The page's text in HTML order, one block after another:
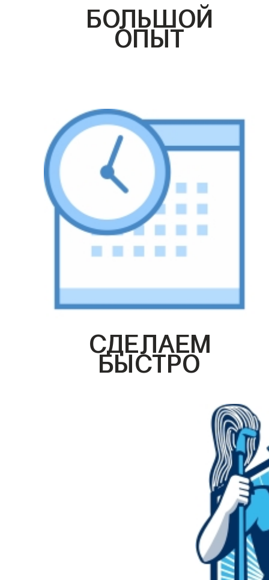
БОЛЬШОЙ
ОПЫТ
СДЕЛАЕМ
БЫСТРО